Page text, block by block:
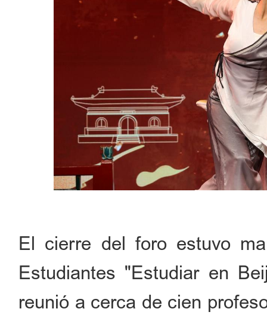
El cierre del foro estuvo
Estudiantes "Estudiar en
reunió a cerca de cien